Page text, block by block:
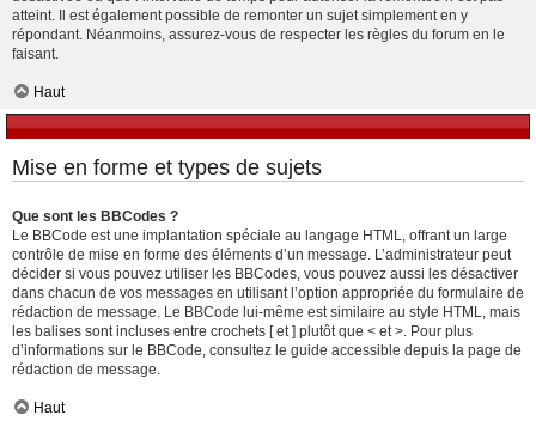
atteint. Il est également possible de remonter un sujet simplement en y
répondant. Néanmoins, assurez-vous de respecter les règles du forum en le
faisant.
Haut
Mise en forme et types de sujets
Que sont les BBCodes ?
Le BBCode est une implantation spéciale au langage HTML, offrant un large
contrôle de mise en forme des éléments d’un message. L’administrateur peut
décider si vous pouvez utiliser les BBCodes, vous pouvez aussi les désactiver
dans chacun de vos messages en utilisant l’option appropriée du formulaire de
rédaction de message. Le BBCode lui-même est similaire au style HTML, mais
les balises sont incluses entre crochets [ et ] plutôt que < et >. Pour plus
d’informations sur le BBCode, consultez le guide accessible depuis la page de
rédaction de message.
Haut